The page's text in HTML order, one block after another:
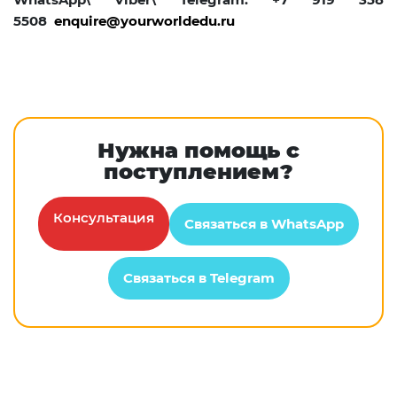
5508 enquire@yourworldedu.ru
Нужна помощь с
поступлением?
Консультация Связаться в WhatsApp
Связаться в Telegram